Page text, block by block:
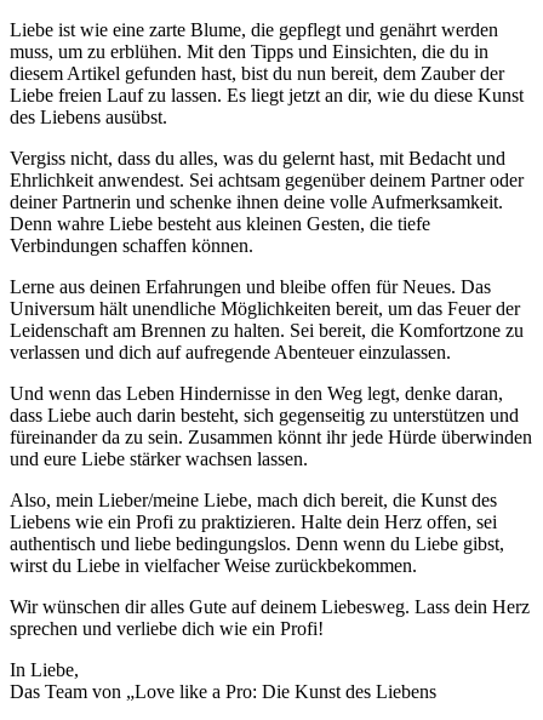
Liebe ist wie eine zarte Blume, die gepflegt und genährt werden
muss, um zu erblühen. Mit den Tipps und Einsichten, die du in
diesem Artikel gefunden hast, bist du nun bereit, dem Zauber der
Liebe freien Lauf zu lassen. Es liegt jetzt an dir, wie du diese Kunst
des Liebens ausübst.
Vergiss nicht, dass du alles, was du gelernt hast, mit Bedacht und
Ehrlichkeit anwendest. Sei achtsam gegenüber deinem Partner oder
deiner Partnerin und schenke ihnen deine volle Aufmerksamkeit.
Denn wahre Liebe besteht aus kleinen Gesten, die tiefe
Verbindungen schaffen können.
Lerne aus deinen Erfahrungen und bleibe offen für Neues. Das
Universum hält unendliche Möglichkeiten bereit, um das Feuer der
Leidenschaft am Brennen zu halten. Sei bereit, die Komfortzone zu
verlassen und dich auf aufregende Abenteuer einzulassen.
Und wenn das Leben Hindernisse in den Weg legt, denke daran,
dass Liebe auch darin besteht, sich gegenseitig zu unterstützen und
füreinander da zu sein. Zusammen könnt ihr jede Hürde überwinden
und eure Liebe stärker wachsen lassen.
Also, mein Lieber/meine Liebe, mach dich bereit, die Kunst des
Liebens wie ein Profi zu praktizieren. Halte dein Herz offen, sei
authentisch und liebe bedingungslos. Denn wenn du Liebe gibst,
wirst du Liebe in vielfacher Weise zurückbekommen.
Wir wünschen dir alles Gute auf deinem Liebesweg. Lass dein Herz
sprechen und verliebe dich wie ein Profi!
In Liebe,
Das Team von „Love like a Pro: Die Kunst des Liebens